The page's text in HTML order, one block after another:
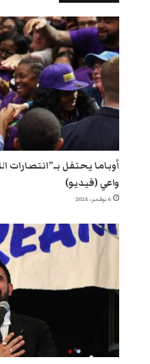
أوباما يحتفل بـ”انتصارات
واعي (فيديو)
6 نوفمبر، 2025